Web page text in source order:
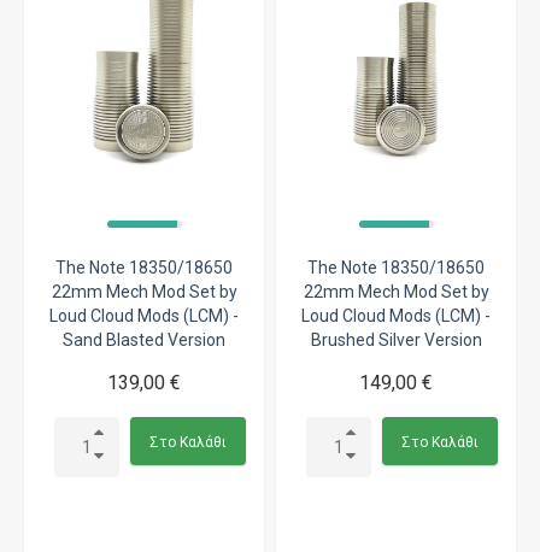
The Note 18350/18650
22mm Mech Mod Set by
Loud Cloud Mods (LCM) -
Sand Blasted Version
139,00 €
Στο Καλάθι
The Note 18350/18650
22mm Mech Mod Set by
Loud Cloud Mods (LCM) -
Brushed Silver Version
149,00 €
Στο Καλάθι